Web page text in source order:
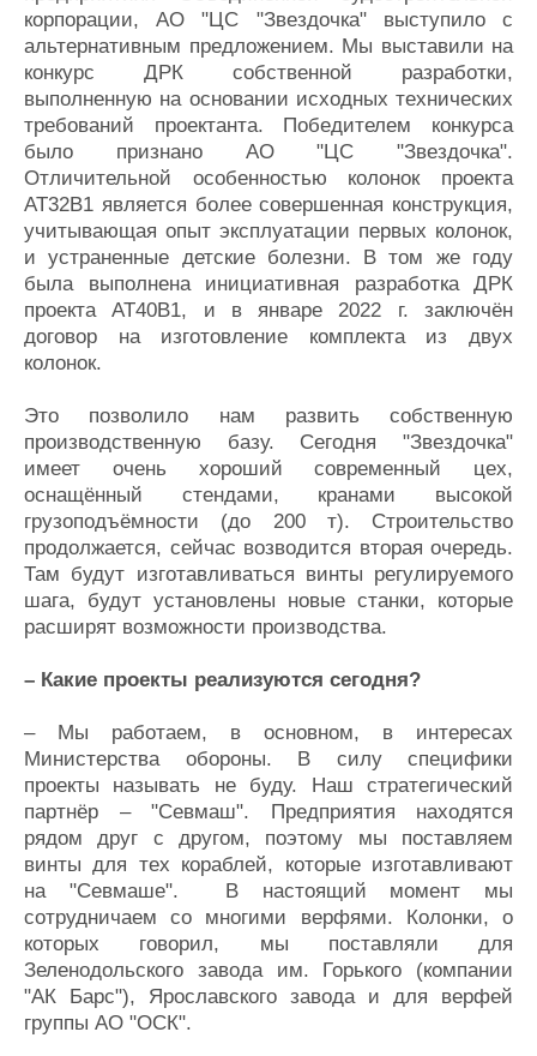
корпорации, АО "ЦС "Звездочка" выступило с
альтернативным предложением. Мы выставили на
конкурс ДРК собственной разработки,
выполненную на основании исходных технических
требований проектанта. Победителем конкурса
было признано АО "ЦС "Звездочка".
Отличительной особенностью колонок проекта
АТ32В1 является более совершенная конструкция,
учитывающая опыт эксплуатации первых колонок,
и устраненные детские болезни. В том же году
была выполнена инициативная разработка ДРК
проекта АТ40В1, и в январе 2022 г. заключён
договор на изготовление комплекта из двух
колонок.
Это позволило нам развить собственную
производственную базу. Сегодня "Звездочка"
имеет очень хороший современный цех,
оснащённый стендами, кранами высокой
грузоподъёмности (до 200 т). Строительство
продолжается, сейчас возводится вторая очередь.
Там будут изготавливаться винты регулируемого
шага, будут установлены новые станки, которые
расширят возможности производства.
– Какие проекты реализуются сегодня?
– Мы работаем, в основном, в интересах
Министерства обороны. В силу специфики
проекты называть не буду. Наш стратегический
партнёр – "Севмаш". Предприятия находятся
рядом друг с другом, поэтому мы поставляем
винты для тех кораблей, которые изготавливают
на "Севмаше". В настоящий момент мы
сотрудничаем со многими верфями. Колонки, о
которых говорил, мы поставляли для
Зеленодольского завода им. Горького (компании
"АК Барс"), Ярославского завода и для верфей
группы АО "ОСК".